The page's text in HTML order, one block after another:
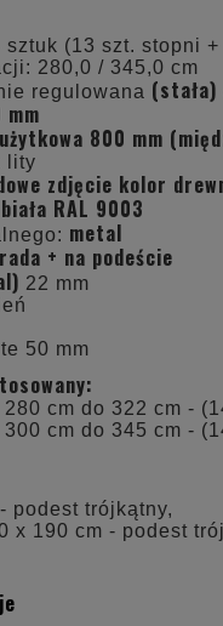
sztuk (13 szt. stopni
280,0 / 345,0 cm
regulowana (stała)
mm
użytkowa 800 mm
lity
zdjęcie kolor
RAL 9003
metal
+ na podeście
22 mm
50 mm
cm do 322 cm -
cm do 345 cm -
podest trójkątny,
x 190 cm - podest